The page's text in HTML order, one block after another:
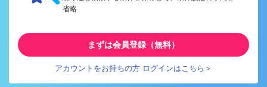
省略
まずは会員登録（無料）
アカウントをお持ちの方 ログインはこちら＞